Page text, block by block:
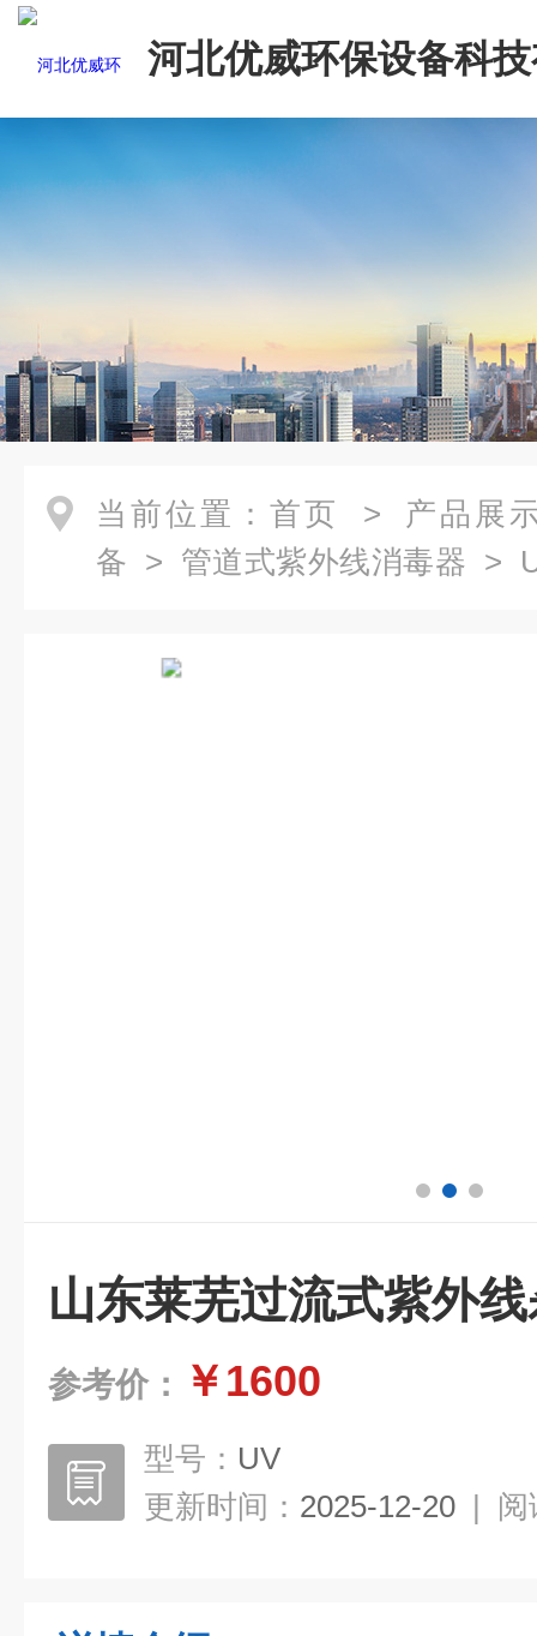
河北优威环保设备科
司
当前位置： 首页 > 产品展
备 > 管道式紫外线消毒器 >
山东莱芜过流式紫外
参考价： ￥1600
型号： UV
更新时间： 2025-12-20 | 阅